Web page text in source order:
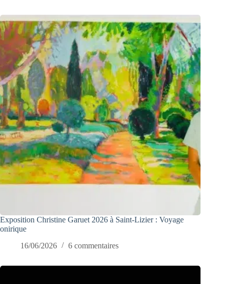
Exposition Christine Garuet 2026 à Saint-Lizier : Voyage
onirique
16/06/2026
6 commentaires